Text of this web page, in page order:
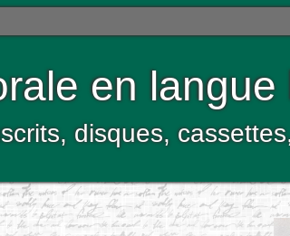
en langue
disques,